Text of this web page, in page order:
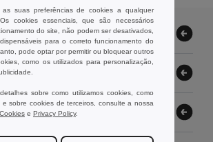
as suas preferências de cookies a qualquer
cookies essenciais, que são necessários
do site, não podem ser desativados,
para o correto funcionamento do
pode optar por permitir ou bloquear outros
como os utilizados para personalização,
sobre como utilizamos cookies, como
e sobre cookies de terceiros, consulte a nossa
e Privacy Policy.